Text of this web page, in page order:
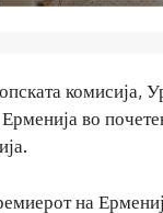
комисија,
во
на